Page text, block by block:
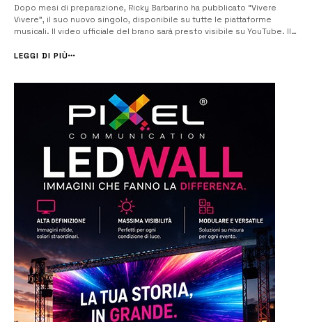
Dopo mesi di preparazione, Ricky Barbarino ha pubblicato “Vivere
Vivere”, il suo nuovo singolo, disponibile su tutte le piattaforme
musicali. Il video ufficiale del brano sarà presto visibile su YouTube. Il
perseguire il sogno musicale, racconta il significato del nuovo ...
LEGGI DI PIÙ